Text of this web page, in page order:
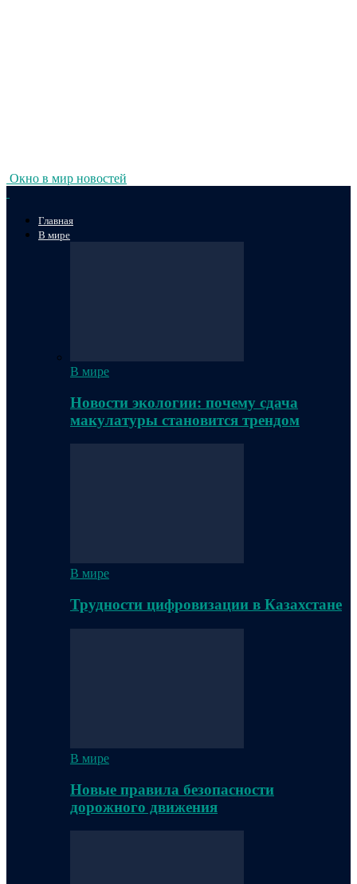
Окно в мир новостей
Главная
В мире
В мире
Новости экологии: почему сдача
макулатуры становится трендом
В мире
Трудности цифровизации в Казахстане
В мире
Новые правила безопасности
дорожного движения